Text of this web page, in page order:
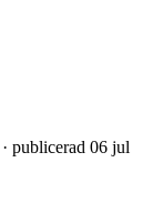
publicerad 06 jul